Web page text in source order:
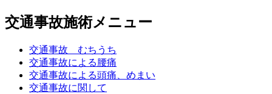
交通事故施術メニュー
交通事故 むちうち
交通事故による腰痛
交通事故による頭痛、めまい
交通事故に関して